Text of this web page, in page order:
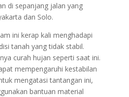
di sepanjang jalan yang
dan Solo.
ini kerap kali menghadapi
tanah yang tidak stabil.
curah hujan seperti saat ini.
mempengaruhi kestabilan
mengatasi tantangan ini,
bantuan material